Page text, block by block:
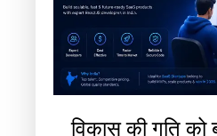
विकास की गति को